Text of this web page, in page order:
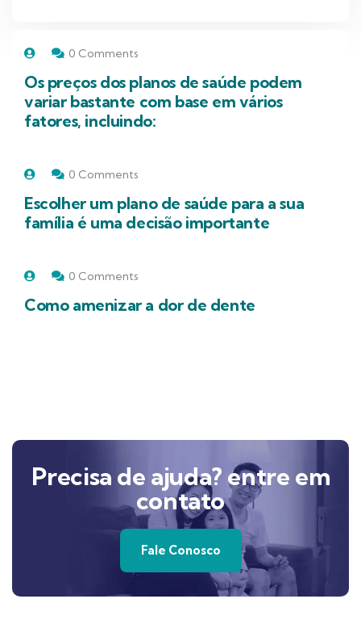
0 Comments
Os preços dos planos de saúde podem
variar bastante com base em vários
fatores, incluindo:
0 Comments
Escolher um plano de saúde para a sua
família é uma decisão importante
0 Comments
Como amenizar a dor de dente
Precisa de ajuda? entre em
contato
Fale Conosco